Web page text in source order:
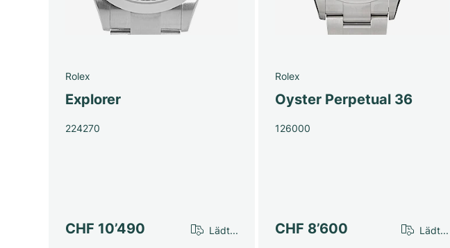
Rolex
Explorer
224270
CHF 10’490 Lädt...
Rolex
Oyster Perpetual 36
126000
CHF 8’600 Lädt...